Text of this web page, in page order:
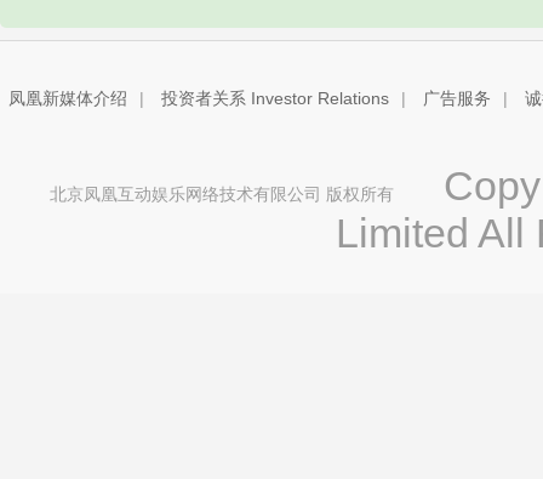
凤凰新媒体介绍 | 投资者关系 Investor Relations | 广告服务 |
北京凤凰互动娱乐网络技术有限公司 版权所有
Limited All